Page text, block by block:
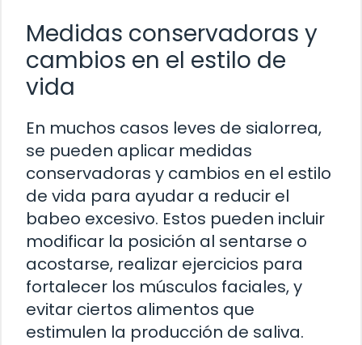
Medidas conservadoras y
cambios en el estilo de
vida
En muchos casos leves de sialorrea,
se pueden aplicar medidas
conservadoras y cambios en el estilo
de vida para ayudar a reducir el
babeo excesivo. Estos pueden incluir
modificar la posición al sentarse o
acostarse, realizar ejercicios para
fortalecer los músculos faciales, y
evitar ciertos alimentos que
estimulen la producción de saliva.